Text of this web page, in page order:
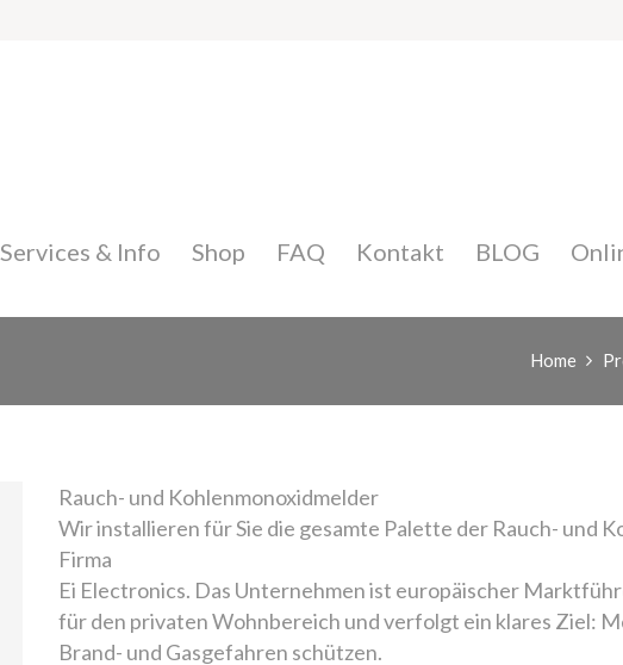
Services & Info Shop FAQ Kontakt BLOG
Home
Rauch- und Kohlenmonoxidmelder
Wir installieren für Sie die gesamte Palette der Rauch- und
Firma
Ei Electronics. Das Unternehmen ist europäischer
für den privaten Wohnbereich und verfolgt ein klares Ziel:
Brand- und Gasgefahren schützen.